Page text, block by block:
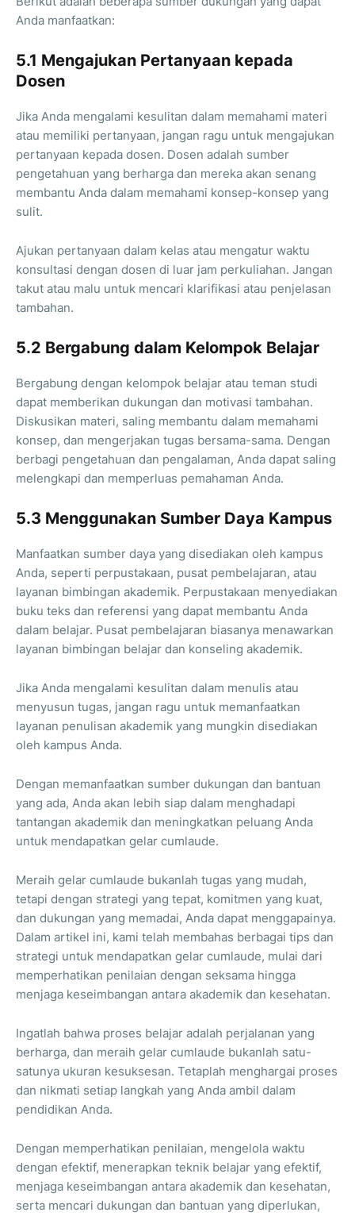
Anda manfaatkan:
5.1 Mengajukan Pertanyaan kepada
Dosen
Jika Anda mengalami kesulitan dalam memahami materi
atau memiliki pertanyaan, jangan ragu untuk mengajukan
pertanyaan kepada dosen. Dosen adalah sumber
pengetahuan yang berharga dan mereka akan senang
membantu Anda dalam memahami konsep-konsep yang
sulit.
Ajukan pertanyaan dalam kelas atau mengatur waktu
konsultasi dengan dosen di luar jam perkuliahan. Jangan
takut atau malu untuk mencari klarifikasi atau penjelasan
tambahan.
5.2 Bergabung dalam Kelompok Belajar
Bergabung dengan kelompok belajar atau teman studi
dapat memberikan dukungan dan motivasi tambahan.
Diskusikan materi, saling membantu dalam memahami
konsep, dan mengerjakan tugas bersama-sama. Dengan
berbagi pengetahuan dan pengalaman, Anda dapat saling
melengkapi dan memperluas pemahaman Anda.
5.3 Menggunakan Sumber Daya Kampus
Manfaatkan sumber daya yang disediakan oleh kampus
Anda, seperti perpustakaan, pusat pembelajaran, atau
layanan bimbingan akademik. Perpustakaan menyediakan
buku teks dan referensi yang dapat membantu Anda
dalam belajar. Pusat pembelajaran biasanya menawarkan
layanan bimbingan belajar dan konseling akademik.
Jika Anda mengalami kesulitan dalam menulis atau
menyusun tugas, jangan ragu untuk memanfaatkan
layanan penulisan akademik yang mungkin disediakan
oleh kampus Anda.
Dengan memanfaatkan sumber dukungan dan bantuan
yang ada, Anda akan lebih siap dalam menghadapi
tantangan akademik dan meningkatkan peluang Anda
untuk mendapatkan gelar cumlaude.
Meraih gelar cumlaude bukanlah tugas yang mudah,
tetapi dengan strategi yang tepat, komitmen yang kuat,
dan dukungan yang memadai, Anda dapat menggapainya.
Dalam artikel ini, kami telah membahas berbagai tips dan
strategi untuk mendapatkan gelar cumlaude, mulai dari
memperhatikan penilaian dengan seksama hingga
menjaga keseimbangan antara akademik dan kesehatan.
Ingatlah bahwa proses belajar adalah perjalanan yang
berharga, dan meraih gelar cumlaude bukanlah satu-
satunya ukuran kesuksesan. Tetaplah menghargai proses
dan nikmati setiap langkah yang Anda ambil dalam
pendidikan Anda.
Dengan memperhatikan penilaian, mengelola waktu
dengan efektif, menerapkan teknik belajar yang efektif,
menjaga keseimbangan antara akademik dan kesehatan,
serta mencari dukungan dan bantuan yang diperlukan,